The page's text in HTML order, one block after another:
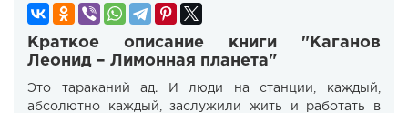
Краткое описание книги "Каганов
Леонид – Лимонная планета"
Это тараканий ад. И люди на станции, каждый,
абсолютно каждый, заслужили жить и работать в